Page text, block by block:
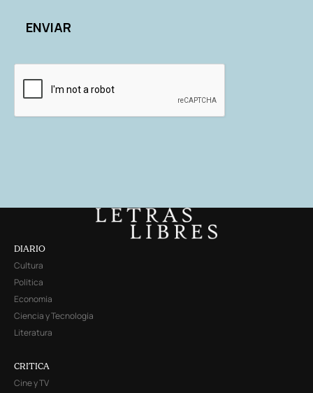
DIARIO
Cultura
Política
Economía
Ciencia y Tecnología
Literatura
CRITICA
Cine y TV